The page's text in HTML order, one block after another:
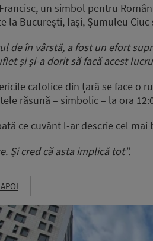
un simbol pentru
la București, Iași, Șumuleu Ciuc
de în vârstă, a fost un efort
și și-a dorit să facă acest
catolice din țară se face o
răsună – simbolic – la ora
ce cuvânt l-ar descrie cel mai
Și cred că asta implică tot”.